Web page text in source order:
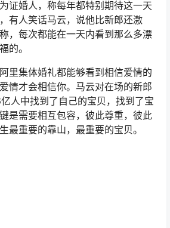
证婚人，称每年都特别期待这一天
有人笑话马云，说他比新郎还激
，每次都能在一天内看到那么多漂
的。
里集体婚礼都能够看到相信爱情的
情才会相信你。马云对在场的新郎
人中找到了自己的宝贝，找到了宝
是需要相互包容，彼此尊重，彼此
最重要的靠山，最重要的宝贝。